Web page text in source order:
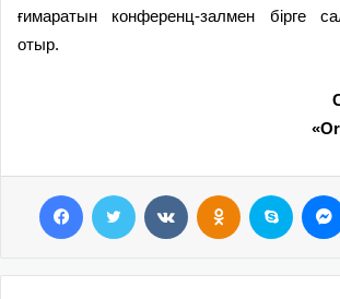
ғимаратын конференц-залмен бірге
отыр.